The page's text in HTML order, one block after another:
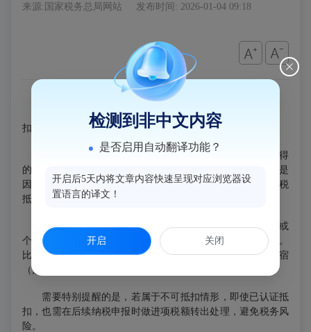
来源:国家税务总局网站 发布时间: 2026-01-04 09:18
一般纳税人取得的住宿费增值税专用发票，能否抵
扣，需分情况处理，具体如下：
1.可抵扣情形：公司员工因公务出差产生的住宿费，取得
的增值税专用发票，其进项税额可以按规定抵扣销项税。这是
因为出差住宿属于企业生产经营相关的合理支出，符合进项税
抵扣的相关规定。
2.不可抵扣情形：按照规定，如果住宿费用于集体福利或
个人消费，即使取得增值税专用发票，进项税额也不能抵扣。
比如员工探亲住宿（属于个人消费）、公司组织员工旅游住宿
（属于集体福利），这些情况下的住宿费专票均无法抵扣。
需要特别提醒的是，若属于不可抵扣情形，即使已认证抵
扣，也需在后续纳税申报时做进项税额转出处理，避免税务风
险。
检测到非中文内容
是否启用自动翻译功能？
开启后5天内将文章内容快速呈现对应浏览器设
置语言的译文！
开启 关闭